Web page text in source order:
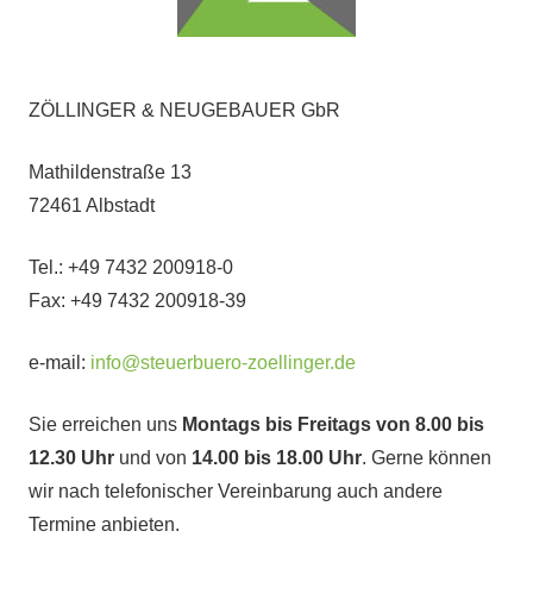
ZÖLLINGER & NEUGEBAUER GbR
Mathildenstraße 13
72461 Albstadt
Tel.: +49 7432 200918-0
Fax: +49 7432 200918-39
e-mail: info@steuerbuero-zoellinger.de
Sie erreichen uns Montags bis Freitags von 8.00 bis
12.30 Uhr und von 14.00 bis 18.00 Uhr. Gerne können
wir nach telefonischer Vereinbarung auch andere
Termine anbieten.